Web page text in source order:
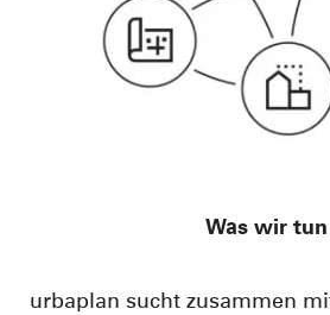
Was wir tun
urbaplan sucht zusammen